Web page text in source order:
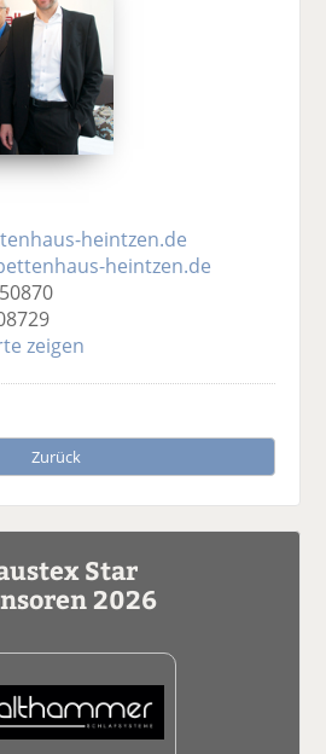
heintzen.de
heintzen.de
zeigen
Zurück
Star
2026